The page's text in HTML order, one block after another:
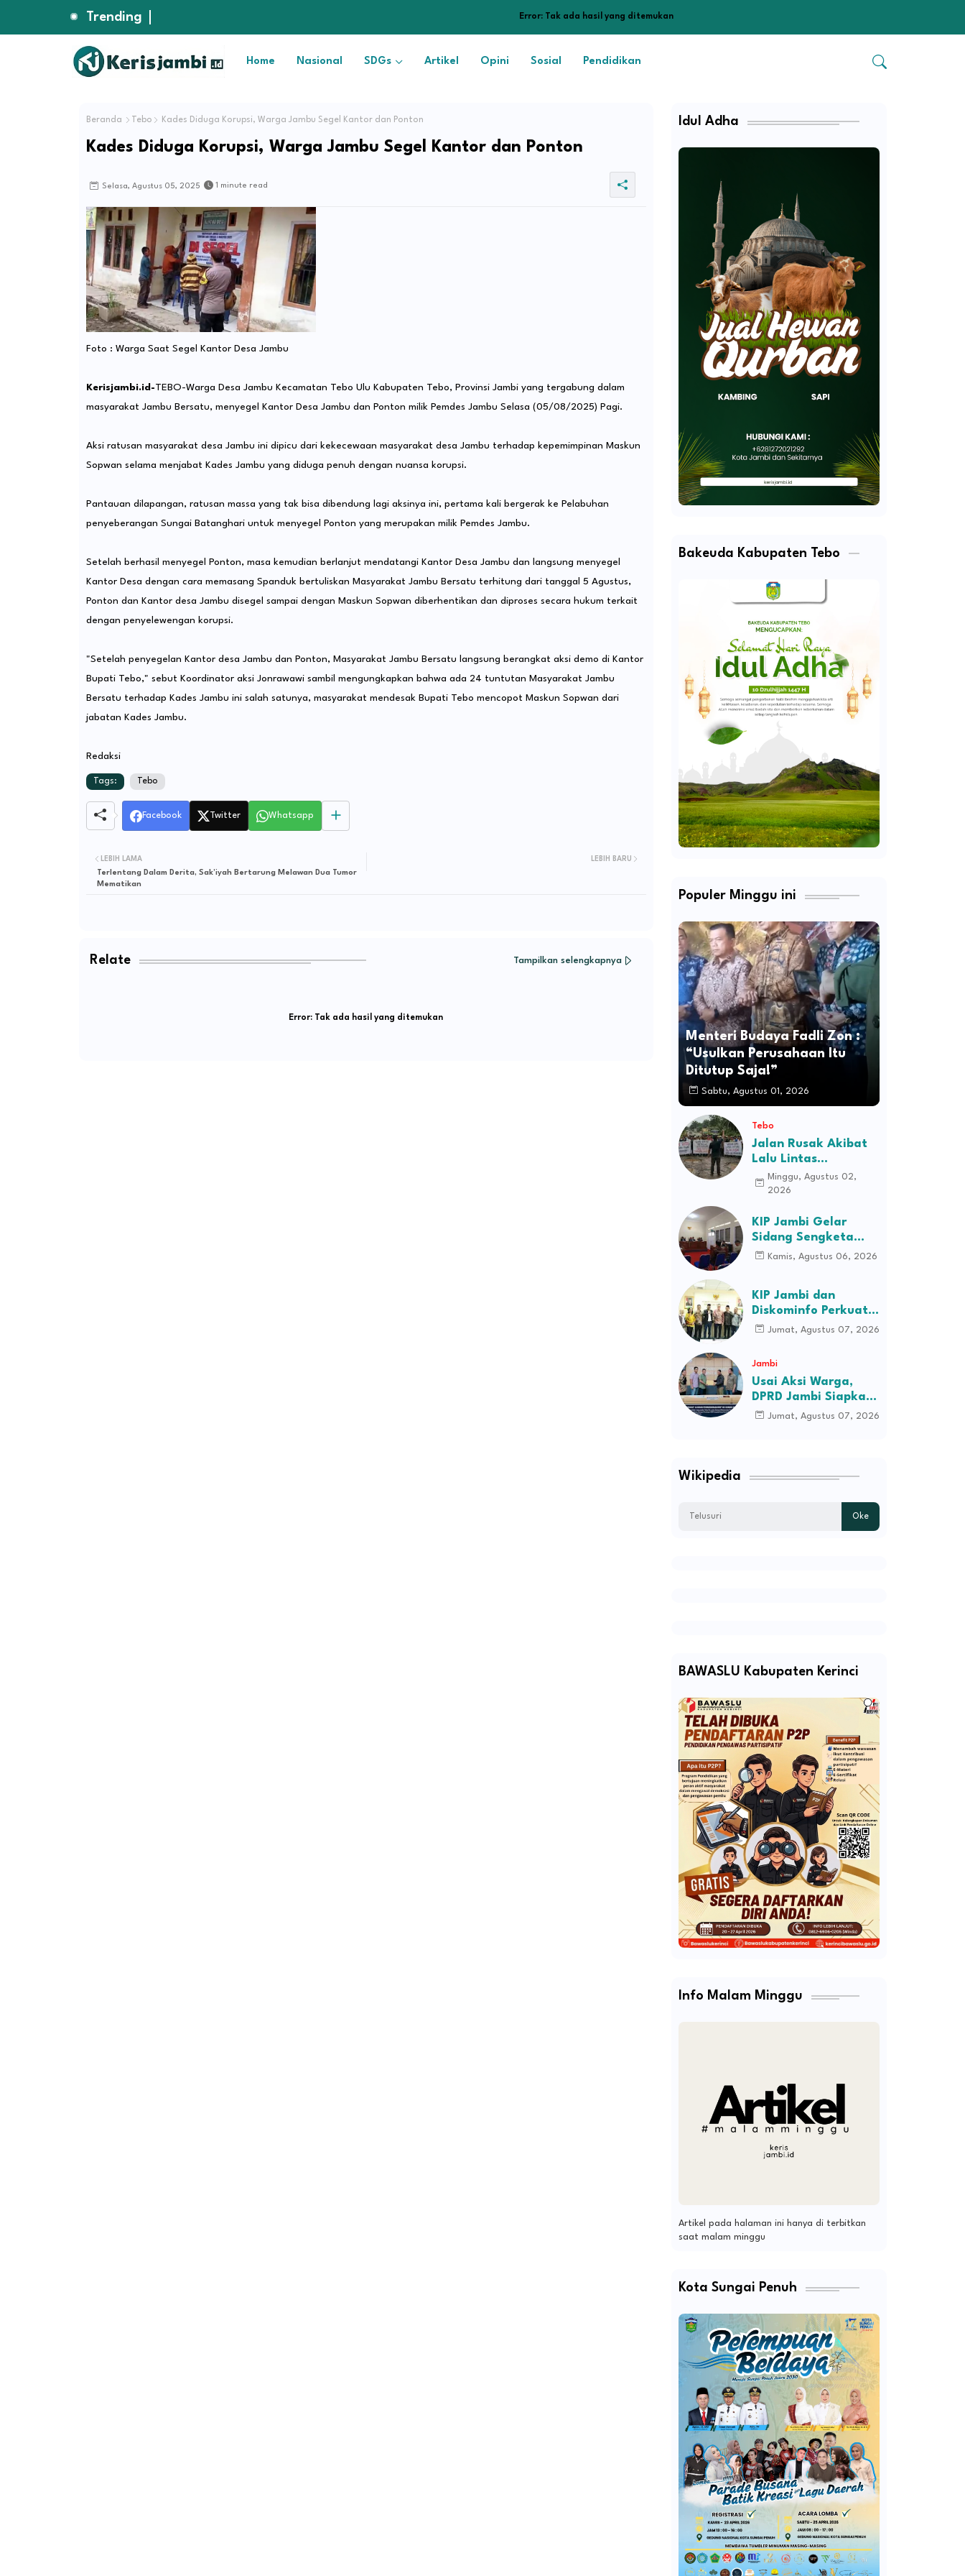
Trending Error: Tak ada hasil yang ditemukan
Home Nasional SDGs Artikel Opini Sosial Pendidikan
Beranda Tebo Kades Diduga Korupsi, Warga Jambu Segel Kantor dan Ponton
Kades Diduga Korupsi, Warga Jambu Segel Kantor dan Ponton
Selasa, Agustus 05, 2025 1 minute read
Foto : Warga Saat Segel Kantor Desa Jambu
Kerisjambi.id-TEBO-Warga Desa Jambu Kecamatan Tebo Ulu Kabupaten Tebo, Provinsi Jambi yang tergabung dalam
masyarakat Jambu Bersatu, menyegel Kantor Desa Jambu dan Ponton milik Pemdes Jambu Selasa (05/08/2025) Pagi.
Aksi ratusan masyarakat desa Jambu ini dipicu dari kekecewaan masyarakat desa Jambu terhadap kepemimpinan Maskun
Sopwan selama menjabat Kades Jambu yang diduga penuh dengan nuansa korupsi.
Pantauan dilapangan, ratusan massa yang tak bisa dibendung lagi aksinya ini, pertama kali bergerak ke Pelabuhan
penyeberangan Sungai Batanghari untuk menyegel Ponton yang merupakan milik Pemdes Jambu.
Setelah berhasil menyegel Ponton, masa kemudian berlanjut mendatangi Kantor Desa Jambu dan langsung menyegel
Kantor Desa dengan cara memasang Spanduk bertuliskan Masyarakat Jambu Bersatu terhitung dari tanggal 5 Agustus,
Ponton dan Kantor desa Jambu disegel sampai dengan Maskun Sopwan diberhentikan dan diproses secara hukum terkait
dengan penyelewengan korupsi.
"Setelah penyegelan Kantor desa Jambu dan Ponton, Masyarakat Jambu Bersatu langsung berangkat aksi demo di Kantor
Bupati Tebo," sebut Koordinator aksi Jonrawawi sambil mengungkapkan bahwa ada 24 tuntutan Masyarakat Jambu
Bersatu terhadap Kades Jambu ini salah satunya, masyarakat mendesak Bupati Tebo mencopot Maskun Sopwan dari
jabatan Kades Jambu.
Redaksi
Tags: Tebo
Facebook Twitter Whatsapp
LEBIH BARU
LEBIH LAMA
Terlentang Dalam Derita, Sak’iyah Bertarung Melawan Dua Tumor
Mematikan
Relate Tampilkan selengkapnya
Error: Tak ada hasil yang ditemukan
Idul Adha
Bakeuda Kabupaten Tebo
Populer Minggu ini
Menteri Budaya Fadli Zon :
“Usulkan Perusahaan Itu
Ditutup Saja!”
Sabtu, Agustus 01, 2026
Tebo
Jalan Rusak Akibat
Lalu Lintas
Kendaraan
Perusahaan,
Desa Kec Tebo Ilir
Bakal Blokade Jalan
Minggu, Agustus 02,
2026
KIP Jambi Gelar
Sidang Sengketa
Informasi Dugaan
H.M.Syukur Jambi
Kamis, Agustus 06, 2026
KIP Jambi dan
Diskominfo Perkuat
Sinergi dengan
Komisioner
Jumat, Agustus 07, 2026
Jambi
Usai Aksi Warga,
DPRD Jambi Siapkan
RDP Jalan Simpang
Jumat, Agustus 07, 2026
Wikipedia
BAWASLU Kabupaten Kerinci
Info Malam Minggu
Artikel pada halaman ini hanya di terbitkan
saat malam minggu
Kota Sungai Penuh